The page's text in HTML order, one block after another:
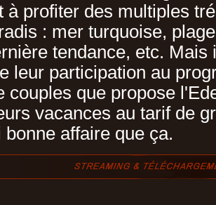
à profiter des multiples
: mer turquoise,
tendance, etc. Mais
leur participation au
couples que propose
vacances au tarif de
bonne affaire que ça.